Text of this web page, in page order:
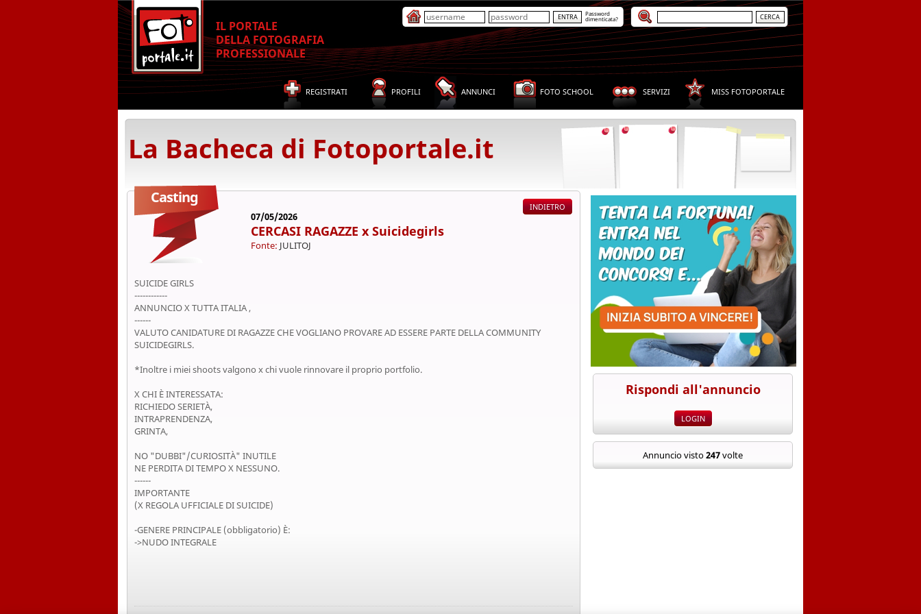
IL PORTALE
DELLA FOTOGRAFIA
PROFESSIONALE
Password
dimenticata?
REGISTRATI PROFILI ANNUNCI FOTO SCHOOL SERVIZI MISS FOTOPORTALE
La Bacheca di Fotoportale.it
Casting
07/05/2026
CERCASI RAGAZZE x Suicidegirls
Fonte: JULITOJ
SUICIDE GIRLS
------------
ANNUNCIO X TUTTA ITALIA ,
------
VALUTO CANIDATURE DI RAGAZZE CHE VOGLIANO PROVARE AD ESSERE PARTE DELLA COMMUNITY
SUICIDEGIRLS.
*Inoltre i miei shoots valgono x chi vuole rinnovare il proprio portfolio.
X CHI È INTERESSATA:
RICHIEDO SERIETÀ,
INTRAPRENDENZA,
GRINTA,
NO "DUBBI"/CURIOSITÀ" INUTILE
NE PERDITA DI TEMPO X NESSUNO.
------
IMPORTANTE
(X REGOLA UFFICIALE DI SUICIDE)
-GENERE PRINCIPALE (obbligatorio) È:
->NUDO INTEGRALE
Rispondi all'annuncio
Annuncio visto247volte